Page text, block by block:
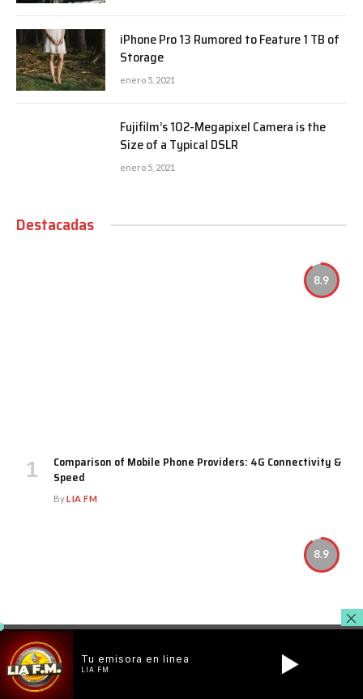
iPhone Pro 13 Rumored to Feature 1 TB of
Storage
enero 5, 2021
Fujifilm’s 102-Megapixel Camera is the
Size of a Typical DSLR
enero 5, 2021
Destacadas
8.9
Comparison of Mobile Phone Providers: 4G Connectivity &
Speed
ByLIA FM
8.9
Tu emisora en linea
LIA FM